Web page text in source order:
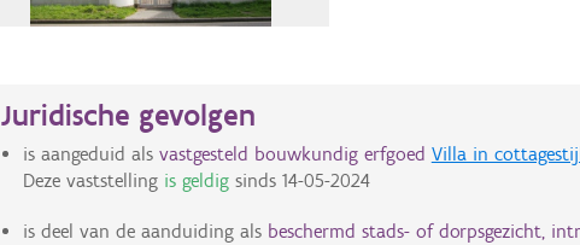
Juridische gevolgen
is aangeduid als vastgesteld bouwkundig erfgoed Villa in cottagestijl
Deze vaststelling is geldigsinds 14-05-2024
is deel van de aanduiding als beschermd stads- of dorpsgezicht,